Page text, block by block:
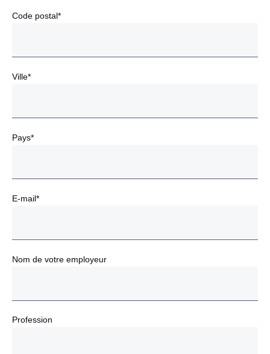
Code postal*
Ville*
Pays*
E-mail*
Nom de votre employeur
Profession